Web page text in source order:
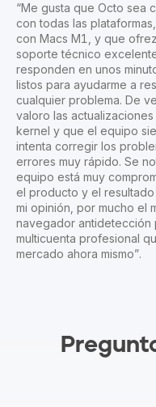
“Me gusta que Octo sea
con todas las
con Macs M1, y que
soporte técnico
responden en unos
listos para ayudarme a
cualquier problema. De
valoro las
kernel y que el equipo
intenta corregir los
errores muy rápido. Se
equipo está muy
el producto y el
mi opinión, por mucho el
navegador antidetección
multicuenta profesional
mercado ahora mismo”.